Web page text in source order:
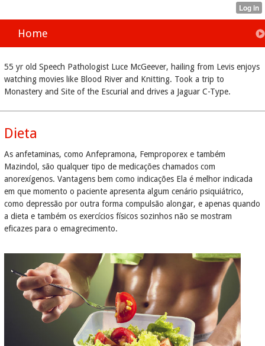
Home
55 yr old Speech Pathologist Luce McGeever, hailing from Levis enjoys
watching movies like Blood River and Knitting. Took a trip to
Monastery and Site of the Escurial and drives a Jaguar C-Type.
Dieta
As anfetaminas, como Anfepramona, Femproporex e também
Mazindol, são qualquer tipo de medicações chamados com
anorexígenos. Vantagens bem como indicações Ela é melhor indicada
em que momento o paciente apresenta algum cenário psiquiátrico,
como depressão por outra forma compulsão alongar, e apenas quando
a dieta e também os exercícios físicos sozinhos não se mostram
eficazes para o emagrecimento.